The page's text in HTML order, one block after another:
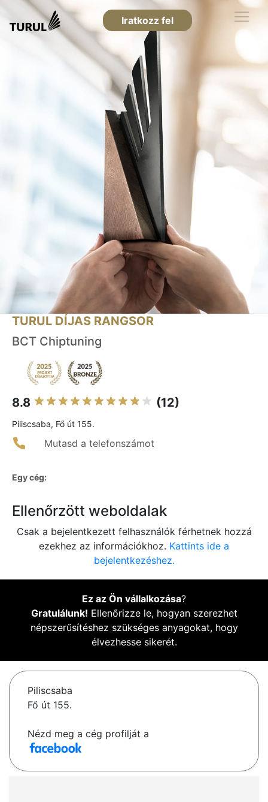
Iratkozz fel
TURUL DÍJAS RANGSOR
BCT Chiptuning
8.8 (12)
Piliscsaba, Fő út 155.
Mutasd a telefonszámot
Egy cég:
Ellenőrzött weboldalak
Csak a bejelentkezett felhasználók férhetnek hozzá
ezekhez az információkhoz. Kattints ide a
bejelentkezéshez.
Ez az Ön vállalkozása?
Gratulálunk! Ellenőrizze le, hogyan szerezhet
népszerűsítéshez szükséges anyagokat, hogy
élvezhesse sikerét.
Piliscsaba
Fő út 155.
Nézd meg a cég profilját a